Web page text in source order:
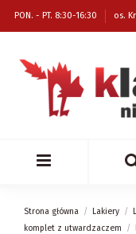
PON. - PT. 8:30-16:30 os.
Strona główna Lakiery
komplet z utwardzaczem